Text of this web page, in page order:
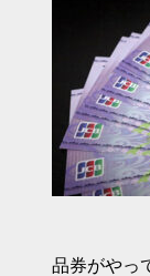
品券がやっ